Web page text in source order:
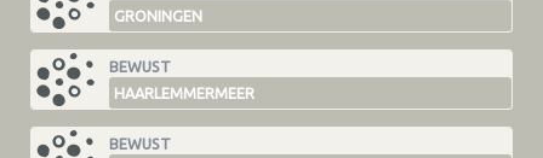
GRONINGEN
BEWUST
HAARLEMMERMEER
BEWUST